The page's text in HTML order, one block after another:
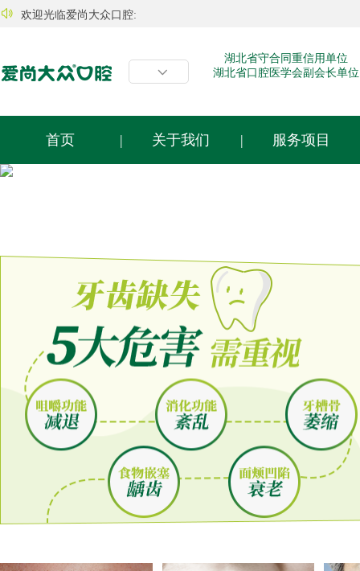
 欢迎光临爱尚大众口腔:

湖北省守合同重信用单位
湖北省口腔医学会副会长单位
首页 | 关于我们 | 服务项目